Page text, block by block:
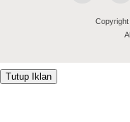
Tutup Iklan